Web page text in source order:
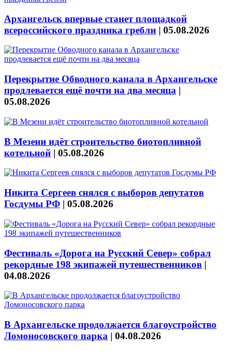
Архангельск впервые станет площадкой
всероссийского праздника гребли | 05.08.2026
Перекрытие Обводного канала в Архангельске
продлевается ещё почти на два месяца |
05.08.2026
В Мезени идёт строительство биотопливной
котельной | 05.08.2026
Никита Сергеев снялся с выборов депутатов
Госдумы РФ | 05.08.2026
Фестиваль «Дорога на Русский Север» собрал
рекордные 198 экипажей путешественников |
04.08.2026
В Архангельске продолжается благоустройство
Ломоносовского парка | 04.08.2026